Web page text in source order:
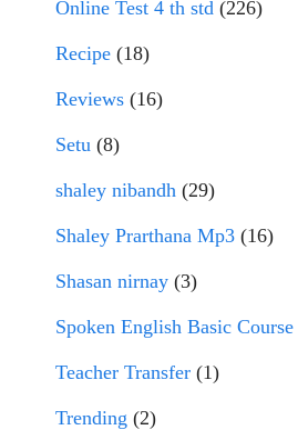
Online Test 4 th std (226)
Recipe (18)
Reviews (16)
Setu (8)
shaley nibandh (29)
Shaley Prarthana Mp3 (16)
Shasan nirnay (3)
Spoken English Basic Course
Teacher Transfer (1)
Trending (2)